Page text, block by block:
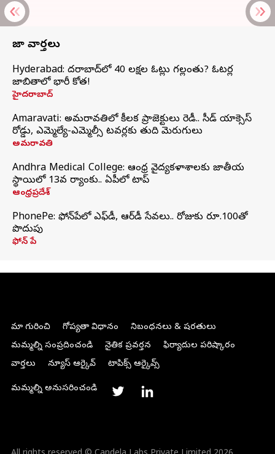
తాజా వార్తలు
Hyderabad: హైదరాబాద్‌లో 40 లక్షల ఓట్లు గల్లంతు? ఓటర్ల
జాబితాలో భారీ కోత!
హైదరాబాద్
Amaravati: అమరావతిలో కీలక ప్రాజెక్టులు రెడీ.. సీడ్‌ యాక్సెస్‌
రోడ్డు, ఎమ్మెల్యే-ఎమ్మెల్సీ టవర్లకు తుది మెరుగులు
అమరావతి
Andhra Medical College: ఆంధ్ర వైద్యకళాశాలకు జాతీయ
స్థాయిలో 13వ ర్యాంకు.. ఏపీలో టాప్
ఆంధ్రప్రదేశ్
PhonePe: ఫోన్‌పేలో ఎఫ్‌డీ, ఆర్‌డీ సేవలు.. రోజుకు రూ.100తో
పొదుపు
ఫోన్‌ పే
మా గురించి గోప్యతా విధానం
నిబంధనలు & షరతులు
మమ్మల్ని సంప్రదించండి
నైతిక ప్రవర్తన
ఫిర్యాదుల పరిష్కారం
వార్తలు
న్యూస్ ఆర్కైవ్ టాపిక్స్ ఆర్కైవ్స్
మమ్మల్ని అనుసరించండి